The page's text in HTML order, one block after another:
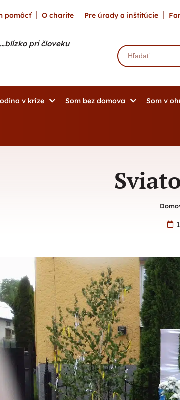
pomôcť O charite Pre úrady a inštitúcie
…blízko pri človeku
v kríze Som bez domova Som v